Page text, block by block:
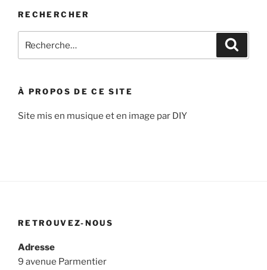
RECHERCHER
pour
À PROPOS DE CE SITE
Site mis en musique et en image par DIY
RETROUVEZ-NOUS
Adresse
9 avenue Parmentier